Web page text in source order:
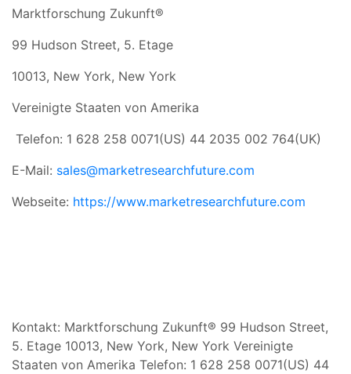
Marktforschung Zukunft®
99 Hudson Street, 5. Etage
10013, New York, New York
Vereinigte Staaten von Amerika
Telefon: 1 628 258 0071(US) 44 2035 002 764(UK)
E-Mail: sales@marketresearchfuture.com
Webseite: https://www.marketresearchfuture.com
Kontakt: Marktforschung Zukunft® 99 Hudson Street,
5. Etage 10013, New York, New York Vereinigte
Staaten von Amerika Telefon: 1 628 258 0071(US) 44